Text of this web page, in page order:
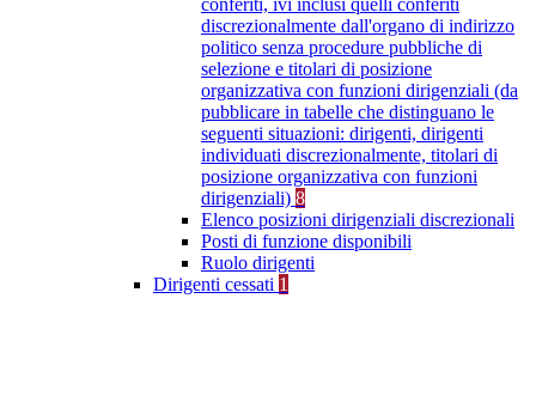
conferiti, ivi inclusi quelli conferiti
discrezionalmente dall'organo di indirizzo
politico senza procedure pubbliche di
selezione e titolari di posizione
organizzativa con funzioni dirigenziali (da
pubblicare in tabelle che distinguano le
seguenti situazioni: dirigenti, dirigenti
individuati discrezionalmente, titolari di
posizione organizzativa con funzioni
dirigenziali) 8
Elenco posizioni dirigenziali discrezionali
Posti di funzione disponibili
Ruolo dirigenti
Dirigenti cessati 1